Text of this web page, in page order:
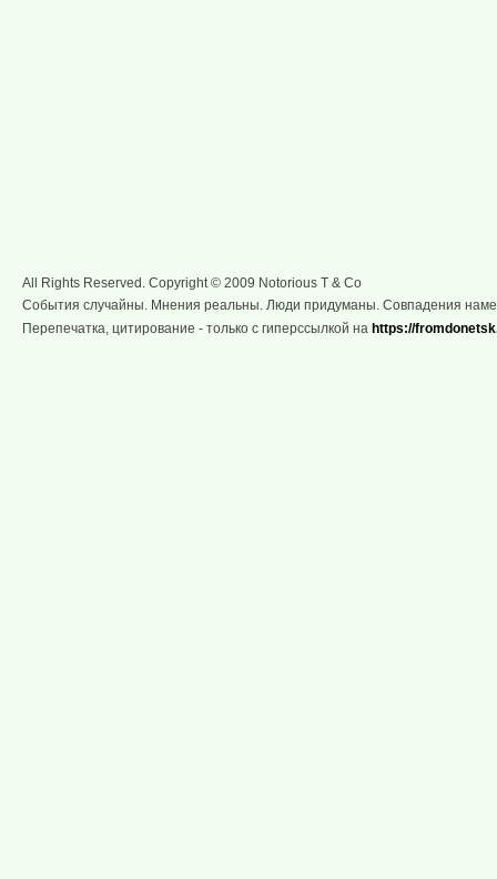
All Rights Reserved. Copyright © 2009 Notorious T & Co
События случайны. Мнения реальны. Люди придуманы. Совпадения
Перепечатка, цитирование - только с гиперссылкой на https://